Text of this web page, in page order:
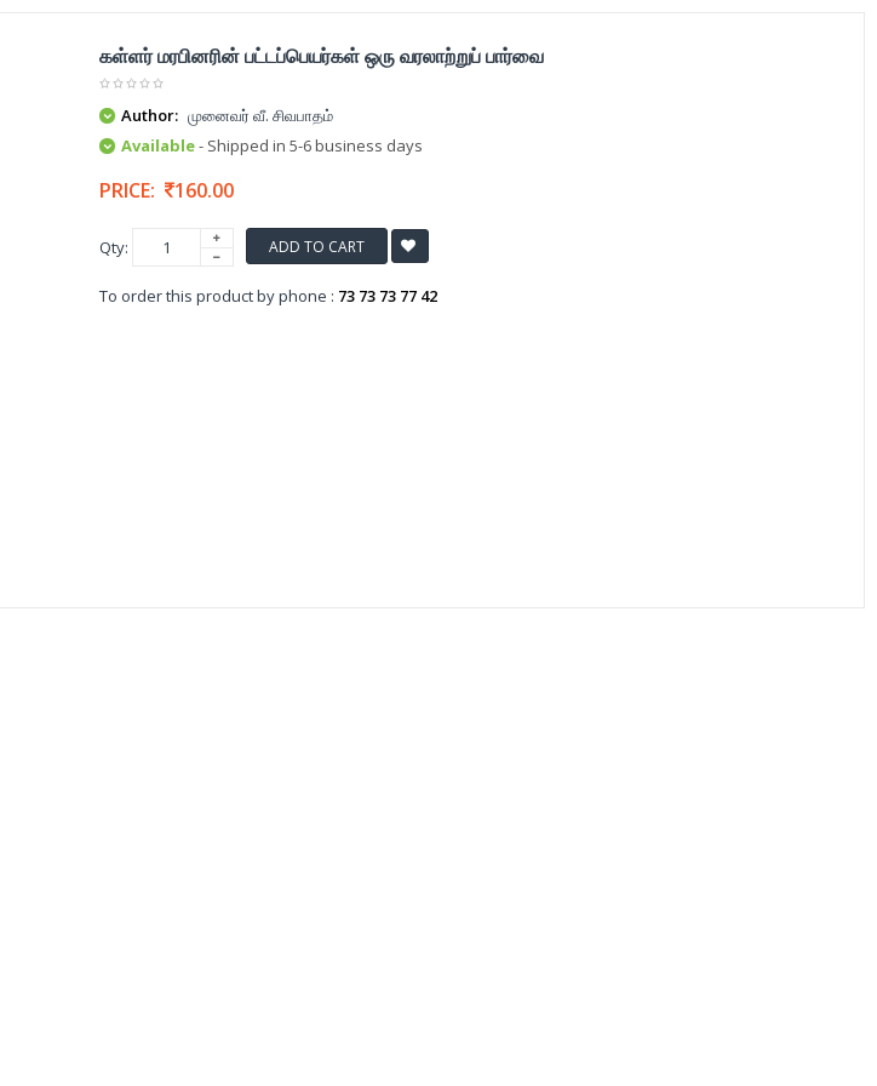
கள்ளர் மரபினரின் பட்டப்பெயர்கள் ஒரு வரலாற்றுப் பார்வை
Author: முனைவர் வீ. சிவபாதம்
Available- Shipped in 5-6 business days
PRICE: 160.00
Qty: ADD TO CART
To order this product by phone : 73 73 73 77 42